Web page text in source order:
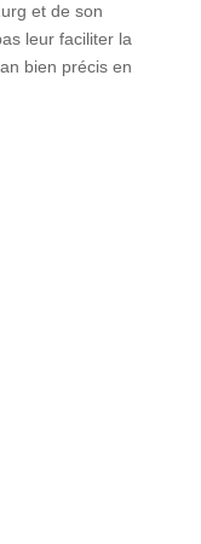
et de son
leur faciliter la
bien précis en